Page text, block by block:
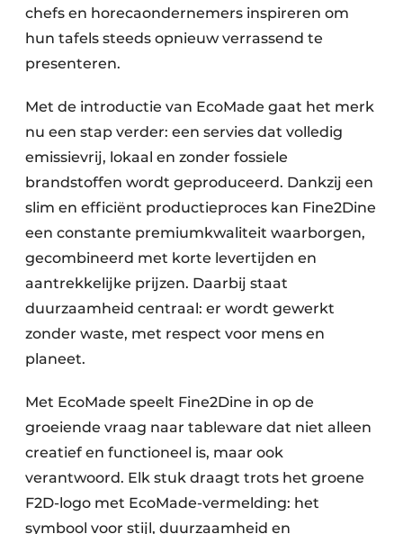
chefs en horecaondernemers inspireren om
hun tafels steeds opnieuw verrassend te
presenteren.
Met de introductie van EcoMade gaat het merk
nu een stap verder: een servies dat volledig
emissievrij, lokaal en zonder fossiele
brandstoffen wordt geproduceerd. Dankzij een
slim en efficiënt productieproces kan Fine2Dine
een constante premiumkwaliteit waarborgen,
gecombineerd met korte levertijden en
aantrekkelijke prijzen. Daarbij staat
duurzaamheid centraal: er wordt gewerkt
zonder waste, met respect voor mens en
planeet.
Met EcoMade speelt Fine2Dine in op de
groeiende vraag naar tableware dat niet alleen
creatief en functioneel is, maar ook
verantwoord. Elk stuk draagt trots het groene
F2D-logo met EcoMade-vermelding: het
symbool voor stijl, duurzaamheid en